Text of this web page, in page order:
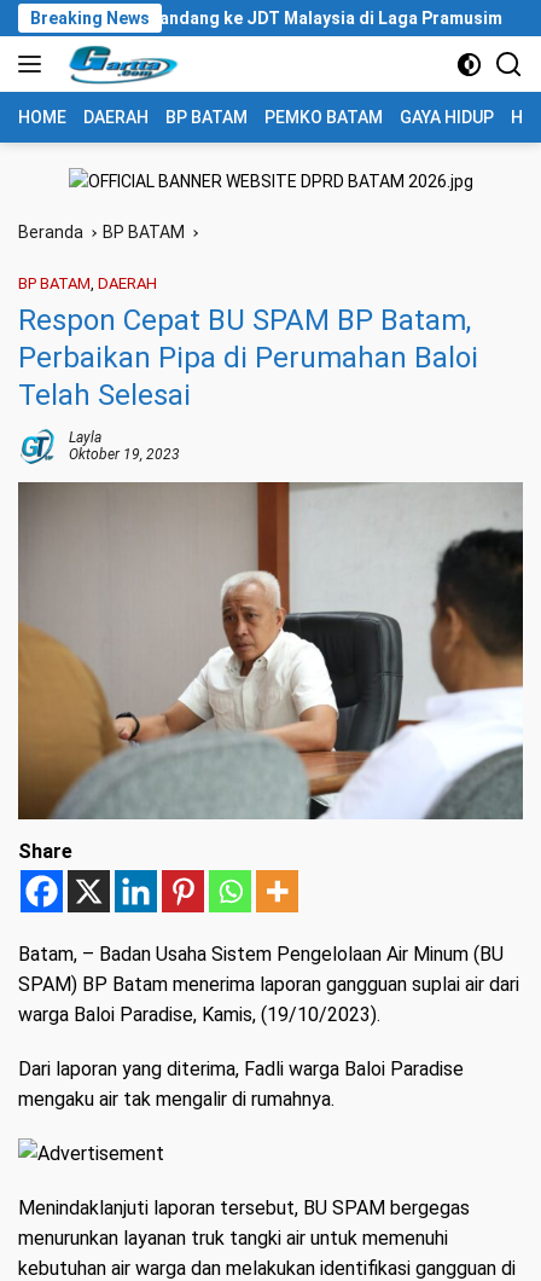
Langsung
ke
konten
Breaking News
Saat Tandang ke JDT Malaysia di Laga Pramusim
HOME DAERAH BP BATAM PEMKO BATAM GAYA HIDUP
Beranda BP BATAM
BP BATAM, DAERAH
Respon Cepat BU SPAM BP Batam,
Perbaikan Pipa di Perumahan Baloi
Telah Selesai
Layla
Oktober 19, 2023
Share
Batam, – Badan Usaha Sistem Pengelolaan Air Minum (BU
SPAM) BP Batam menerima laporan gangguan suplai air dari
warga Baloi Paradise, Kamis, (19/10/2023).
Dari laporan yang diterima, Fadli warga Baloi Paradise
mengaku air tak mengalir di rumahnya.
Menindaklanjuti laporan tersebut, BU SPAM bergegas
menurunkan layanan truk tangki air untuk memenuhi
kebutuhan air warga dan melakukan identifikasi gangguan di